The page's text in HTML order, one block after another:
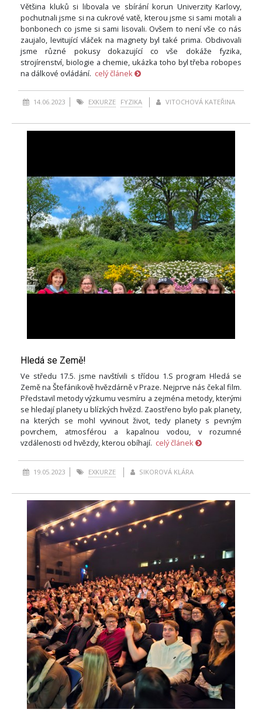
Většina kluků si libovala ve sbírání korun Univerzity Karlovy,
pochutnali jsme si na cukrové vatě, kterou jsme si sami motali a
bonbonech co jsme si sami lisovali. Ovšem to není vše co nás
zaujalo, levitující vláček na magnety byl také prima. Obdivovali
jsme různé pokusy dokazující co vše dokáže fyzika,
strojírenství, biologie a chemie, ukázka toho byl třeba robopes
na dálkové ovládání. celý článek
14.06.2023 EXKURZE FYZIKA VITOCHOVÁ KATEŘINA
Hledá se Země!
Ve středu 17.5. jsme navštívili s třídou 1.S program Hledá se
Země na Štefánikově hvězdárně v Praze. Nejprve nás čekal film.
Představil metody výzkumu vesmíru a zejména metody, kterými
se hledají planety u blízkých hvězd. Zaostřeno bylo pak planety,
na kterých se mohl vyvinout život, tedy planety s pevným
povrchem, atmosférou a kapalnou vodou, v rozumné
vzdálenosti od hvězdy, kterou obíhají. celý článek
19.05.2023 EXKURZE SIKOROVÁ KLÁRA